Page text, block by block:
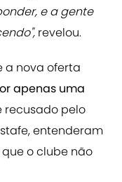
e a gente
revelou.
a nova oferta
apenas uma
recusado pelo
entenderam
o clube não